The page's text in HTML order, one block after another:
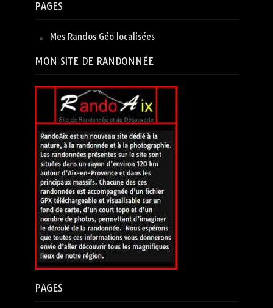
PAGES
Mes Randos Géo localisées
MON SITE DE RANDONNÉE
PAGES